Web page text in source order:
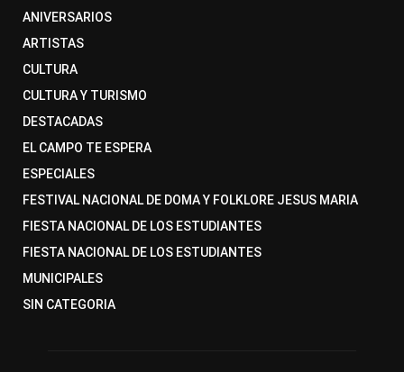
ANIVERSARIOS
ARTISTAS
CULTURA
CULTURA Y TURISMO
DESTACADAS
EL CAMPO TE ESPERA
ESPECIALES
FESTIVAL NACIONAL DE DOMA Y FOLKLORE JESUS MARIA
FIESTA NACIONAL DE LOS ESTUDIANTES
FIESTA NACIONAL DE LOS ESTUDIANTES
MUNICIPALES
SIN CATEGORIA